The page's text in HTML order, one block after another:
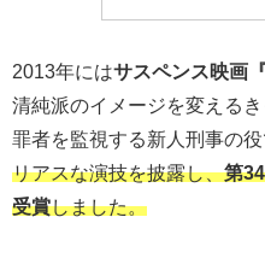
2013年にはサスペンス映画
清純派のイメージを変える
罪者を監視する新人刑事の役
リアスな演技を披露し、第
受賞しました。